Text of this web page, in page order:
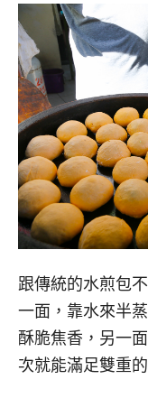
跟傳統的水煎包
一面，靠水來半
酥脆焦香，另一
次就能滿足雙重的